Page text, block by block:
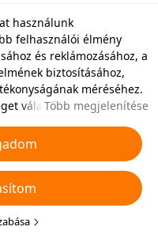
használunk
felhasználói élmény
és reklámozásához, a
biztosításához,
méréséhez.
választja, akkor
hirdetési célokra.
cookie-t, vagy az alábbi
vagy az adatvédelmi
hogy mely típusú
További
technológiákra
Több megjelenítése